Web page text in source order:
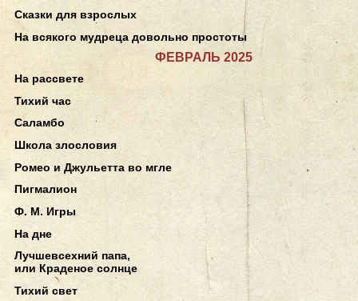
Сказки для взрослых
На всякого мудреца довольно простоты
ФЕВРАЛЬ 2025
На рассвете
Тихий час
Саламбо
Школа злословия
Ромео и Джульетта во мгле
Пигмалион
Ф. М. Игры
На дне
Лучшевсехний папа,
или Краденое солнце
Тихий свет